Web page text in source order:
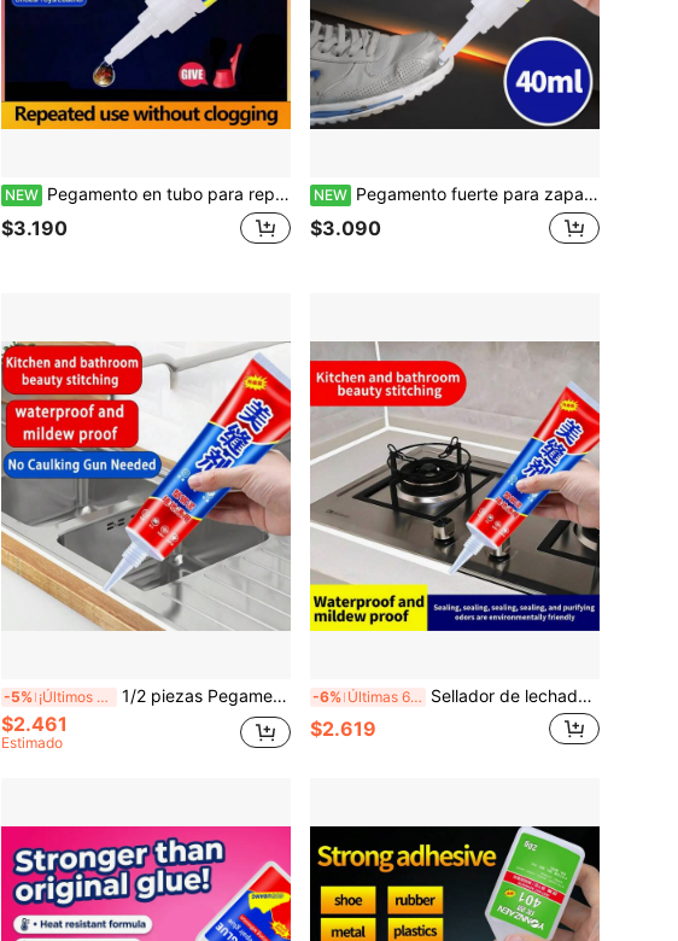
NEW Pegamento en tubo para reparar suelas de zapatos, impermeable, flexible, adhesión permanente fuerte, transparente no endurecible, adecuado para zapatos deportivos, zapatos de cuero, suelas de goma
$3.190
NEW Pegamento fuerte para zapatos, adhesivo súper fuerte para reparación de zapatos, pegamento para reparación de suelas de zapatos flexible e impermeable de gran capacidad para múltiples usuarios, fórmula transparente de secado de grado profesional, adecuado para zapatillas, botas, cuero, goma, lona, tacones
$3.090
-5% ¡Últimos 2 días 1/2 piezas Pegamento sellador de lechada impermeable y antimohos para cocina y baño, adecuado para sellar juntas y grietas de inodoro, fregadero, estufa, azulejos, zócalos y baldosas del piso
$2.461
Estimado
-6% Últimas 6 hrs Sellador de lechada para azulejos impermeable resistente al moho y hongos a prueba de manchas de secado rápido relleno de juntas para baño cocina ducha piso y pared
$2.619